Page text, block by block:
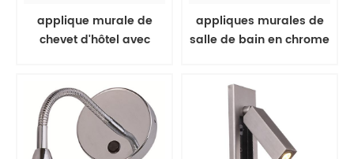
applique murale de
chevet d'hôtel avec
appliques murales de
salle de bain en chrome